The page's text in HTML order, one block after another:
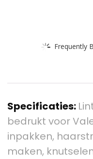
Frequently
Specificaties:
bedrukt voor
inpakken,
maken,